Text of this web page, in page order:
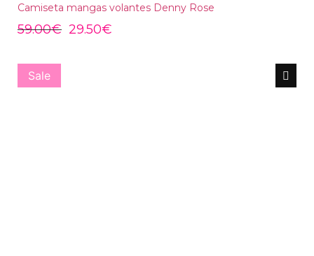
Camiseta mangas volantes Denny Rose
59.00€ 29.50€
Sale